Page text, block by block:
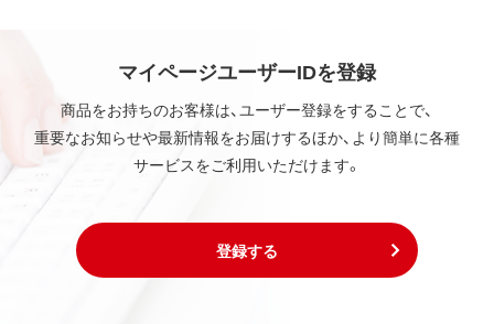
削除してはならないものとします。
第3条 使用制限
本ソフトウェアの用途は、購入商品またはその添付ソ
フトウェアとともに使用することのみとします。
り、逆アセンブル、逆コンパイル、リバースエンジニア
リング、その他の修正を本ソフトウェアに加えること
はできません。
マイページユーザーIDを登録
商品をお持ちのお客様は、ユーザー登録をすることで、
重要なお知らせや最新情報をお届けするほか、より簡単に各種
サービスをご利用いただけます。
登録する